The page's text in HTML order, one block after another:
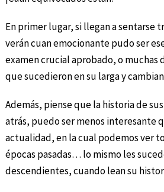
En primer lugar, si llegan a sentarse
verán cuan emocionante pudo ser
examen crucial aprobado, o muchas
que sucedieron en su larga y
Además, piense que la historia de
atrás, puedo ser menos interesante
actualidad, en la cual podemos ver
épocas pasadas… lo mismo les
descendientes, cuando lean su